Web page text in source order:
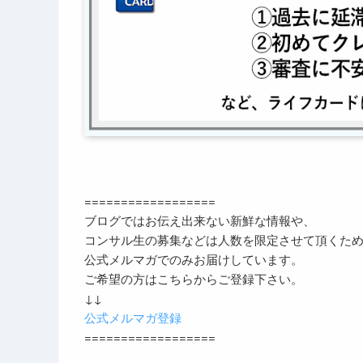
==================
ブログではお伝え出来ない新鮮な情報や、
コンサル生の募集などは人数を限定させて頂くため
公式メルマガでのみお届けしています。
ご希望の方はこちらからご登録下さい。
↓↓
公式メルマガ登録
==================